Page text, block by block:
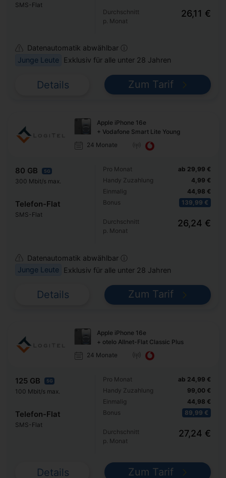
SMS-Flat
Durchschnitt
p. Monat
26,11 €
Datenautomatik abwählbar ⓘ
Junge Leute
Exklusiv für alle unter 28 Jahren
Details Zum Tarif
Apple iPhone 16e
+ Vodafone Smart Lite Young
24 Monate
80 GB 5G
300 Mbit/s max.
Telefon-Flat
SMS-Flat
Pro Monat
Handy Zuzahlung
Einmalig
Bonus
ab 29,99 €
4,99 €
44,98 €
139,99 €
Durchschnitt
p. Monat
26,24 €
Datenautomatik abwählbar ⓘ
Junge Leute
Exklusiv für alle unter 28 Jahren
Details Zum Tarif
Apple iPhone 16e
+ otelo Allnet-Flat Classic Plus
24 Monate
125 GB 5G
100 Mbit/s max.
Telefon-Flat
SMS-Flat
Pro Monat
Handy Zuzahlung
Einmalig
Bonus
ab 24,99 €
99,00 €
44,98 €
89,99 €
Durchschnitt
p. Monat
27,24 €
Details Zum Tarif